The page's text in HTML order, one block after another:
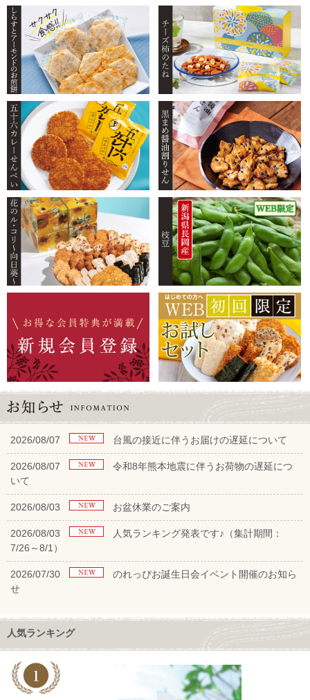
2026/08/07 台風の接近に伴うお届けの遅延について
2026/08/07
令和8年熊本地震に伴うお荷物の遅延につ
いて
2026/08/03 お盆休業のご案内
2026/08/03
人気ランキング発表です♪（集計期間：
7/26～8/1）
2026/07/30
のれっぴお誕生日会イベント開催のお知ら
せ
人気ランキング